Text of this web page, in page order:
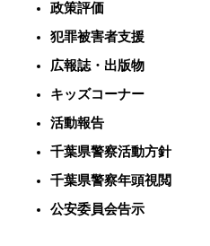
政策評価
犯罪被害者支援
広報誌・出版物
キッズコーナー
活動報告
千葉県警察活動方針
千葉県警察年頭視閲
公安委員会告示